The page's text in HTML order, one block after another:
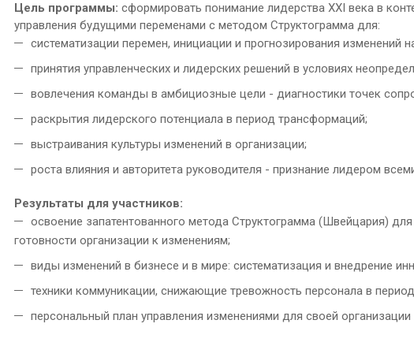
Цель программы: сформировать понимание лидерства XXI века в
управления будущими переменами с методом Структограмма для:
систематизации перемен, инициации и прогнозирования изменений
принятия управленческих и лидерских решений в условиях
вовлечения команды в амбициозные цели - диагностики точек
раскрытия лидерского потенциала в период трансформаций;
выстраивания культуры изменений в организации;
роста влияния и авторитета руководителя - признание лидером
Результаты для участников:
освоение запатентованного метода Структограмма (Швейцария)
готовности организации к изменениям;
виды изменений в бизнесе и в мире: систематизация и внедрение
техники коммуникации, снижающие тревожность персонала в
персональный план управления изменениями для своей